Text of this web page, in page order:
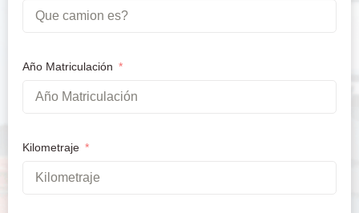
Año Matriculación
Kilometraje